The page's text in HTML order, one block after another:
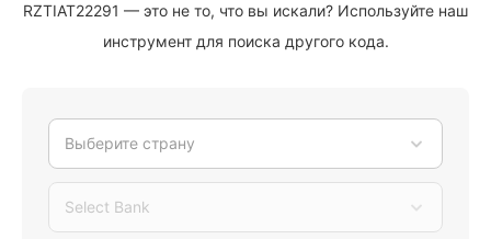
RZTIAT22291 — это не то, что вы искали? Используйте наш
инструмент для поиска другого кода.
Выберите страну
Select Bank